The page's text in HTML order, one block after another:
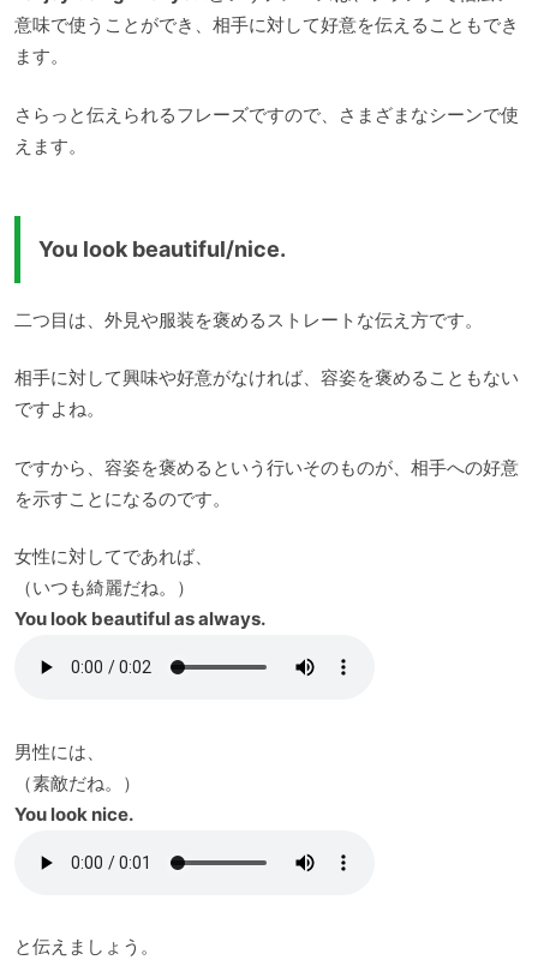
意味で使うことができ、相手に対して好意を伝えることもでき
ます。
さらっと伝えられるフレーズですので、さまざまなシーンで使
えます。
You look beautiful/nice.
二つ目は、外見や服装を褒めるストレートな伝え方です。
相手に対して興味や好意がなければ、容姿を褒めることもない
ですよね。
ですから、容姿を褒めるという行いそのものが、相手への好意
を示すことになるのです。
女性に対してであれば、
（いつも綺麗だね。）
You look beautiful as always.
男性には、
（素敵だね。）
You look nice.
と伝えましょう。